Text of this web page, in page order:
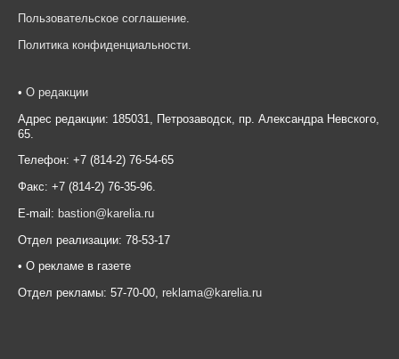
Пользовательское соглашение.
Политика конфиденциальности
• О редакции
Адрес редакции: 185031, Петрозаводск, пр. Александра Невского,
65.
Телефон: +7 (814-2) 76-54-65
Факс: +7 (814-2) 76-35-96.
E-mail: bastion@karelia.ru
Отдел реализации: 78-53-17
• О рекламе в газете
Отдел рекламы: 57-70-00, reklama@karelia.ru